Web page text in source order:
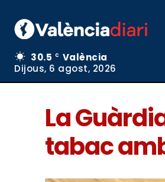
30.5 C
València
Dijous, 6 agost, 2026
La
tabac